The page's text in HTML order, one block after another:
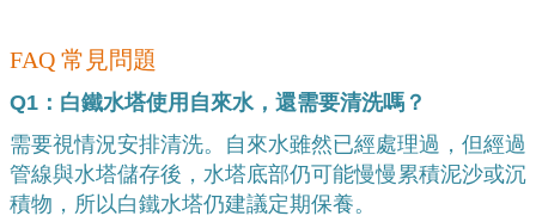
FAQ 常見問題
Q1：白鐵水塔使用自來水，還需要清洗嗎？
需要視情況安排清洗。自來水雖然已經處理過，但經過
管線與水塔儲存後，水塔底部仍可能慢慢累積泥沙或沉
積物，所以白鐵水塔仍建議定期保養。